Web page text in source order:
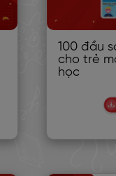
100 đầu
cho trẻ
học